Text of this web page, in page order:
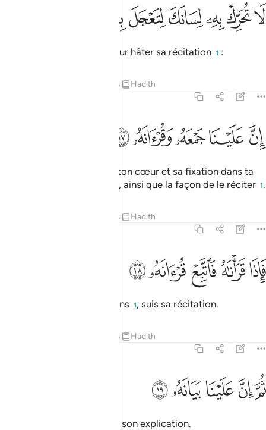
لا تحرك به لسانك لتعجل به ١٦
لَا تُحَرِّكْ بِهِۦ لِسَانَكَ لِتَعْجَلَ بِهِۦٓ ١٦
ﳇﳈﳉﳊﳋﳌ
Ne remue pas ta langue pour hâter sa récitation 1 :
Réflexions Hadith
ان علينا جمعه وقرانه ١٧
إِنَّ عَلَيْنَا جَمْعَهُۥ وَقُرْءَانَهُۥ ١٧
ﳎﳏﳐﳑﳒ
Son rassemblement (dans ton cœur et sa fixation dans ta
mémoire) Nous incombent, ainsi que la façon de le réciter 1.
Réflexions Hadith
فاذا قراناه فاتبع قرانه ١٨
فَإِذَا قَرَأْنَـٰهُ فَٱتَّبِعْ قُرْءَانَهُۥ ١٨
ﳓﳔﳕﳖﳗ
Quand donc Nous le récitons 1, suis sa récitation.
Réflexions Hadith
ثم ان علينا بيانه ١٩
ثُمَّ إِنَّ عَلَيْنَا بَيَانَهُۥ ١٩
ﳘﳙﳚﳛﳜ
A Nous, ensuite incombera son explication.